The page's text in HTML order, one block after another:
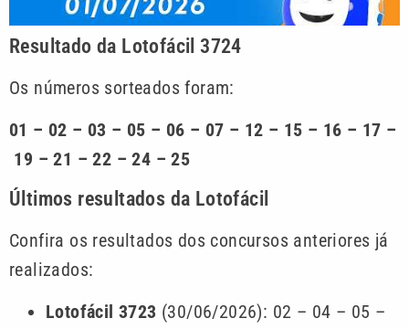
Resultado da Lotofácil 3724
Os números sorteados foram:
01 – 02 – 03 – 05 – 06 – 07 – 12 – 15 – 16 – 17 –
19 – 21 – 22 – 24 – 25
Últimos resultados da Lotofácil
Confira os resultados dos concursos anteriores já
realizados:
Lotofácil 3723 (30/06/2026): 02 – 04 – 05 –